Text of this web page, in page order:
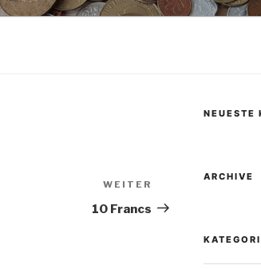
Beitrag
WEITER
10 Francs
NEUESTE
ARCHIVE